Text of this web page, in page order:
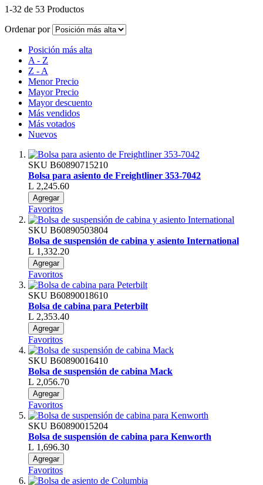
1-32 de 53 Productos
Ordenar por
Posición más alta
A - Z
Z - A
Menor Precio
Mayor Precio
Mayor descuento
Más vendidos
Más votados
Nuevos
SKU B60890715210
Bolsa para asiento de Freightliner 353-7042
L 2,245.60
Agregar
Favoritos
SKU B60890503804
Bolsa de suspensión de cabina y asiento International
L 1,332.20
Agregar
Favoritos
SKU B60890018610
Bolsa de cabina para Peterbilt
L 2,353.40
Agregar
Favoritos
SKU B60890016410
Bolsa de suspensión de cabina Mack
L 2,056.70
Agregar
Favoritos
SKU B60890015204
Bolsa de suspensión de cabina para Kenworth
L 1,696.30
Agregar
Favoritos